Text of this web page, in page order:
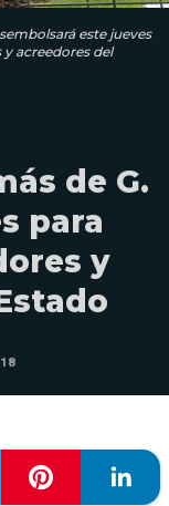
este jueves
y acreedores del
de G.
para
y